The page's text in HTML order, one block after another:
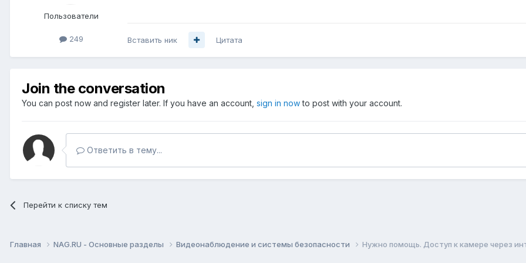
Пользователи
249 Вставить ник Цитата
Join the conversation
You can post now and register later. If you have an account, sign in nowto post with your account.
Ответить в тему...
Перейти к списку тем
Главная NAG.RU - Основные разделы Видеонаблюдение и системы безопасности Нужно помощь. Доступ к камере через